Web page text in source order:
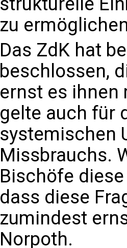
zu
Das ZdK hat
beschlossen,
ernst es ihnen
gelte auch für
systemischen
Missbrauchs.
Bischöfe
dass diese
zumindest
Norpoth.